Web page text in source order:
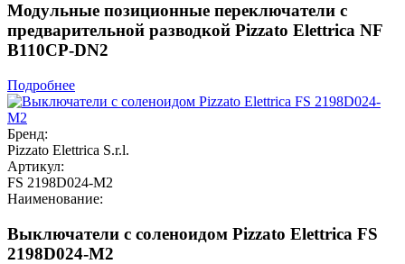
Модульные позиционные переключатели с
предварительной разводкой Pizzato Elettrica NF
B110CP-DN2
Подробнее
Бренд:
Pizzato Elettrica S.r.l.
Артикул:
FS 2198D024-M2
Наименование:
Выключатели с соленоидом Pizzato Elettrica FS
2198D024-M2